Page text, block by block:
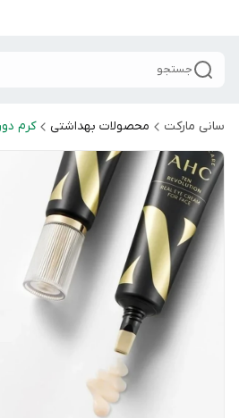
جستجو
سانی مارکت محصولات بهداشتی کرم